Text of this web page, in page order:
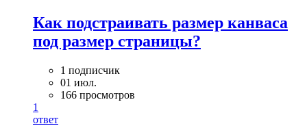
Как подстраивать размер канваса
под размер страницы?
1 подписчик
01 июл.
166 просмотров
1
ответ